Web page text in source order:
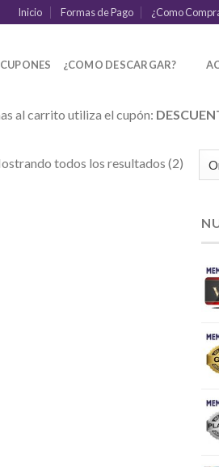
Inicio Formas de Pago ¿Como
CUPONES ¿COMO DESCARGAR?
al carrito utiliza el cupón:
todos los resultados (2)